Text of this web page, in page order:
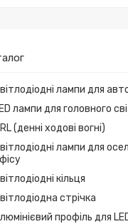
лампи для
лампи для головного
(денні ходові вогні)
лампи для
кільця
стрічка
профіль для